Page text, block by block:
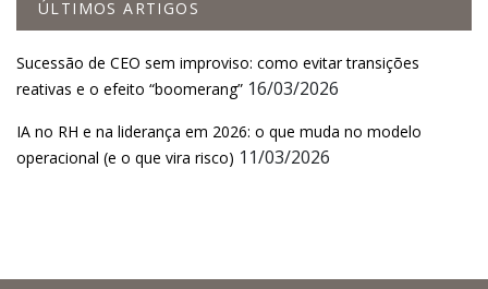
ÚLTIMOS ARTIGOS
Sucessão de CEO sem improviso: como evitar transições
reativas e o efeito “boomerang” 16/03/2026
IA no RH e na liderança em 2026: o que muda no modelo
operacional (e o que vira risco) 11/03/2026